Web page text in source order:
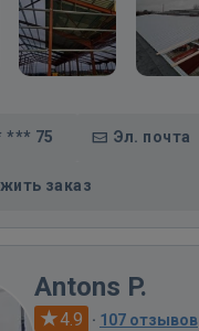
*** 75 Эл. почта
заказ
Antons P.
4.9 · 107 отзывов